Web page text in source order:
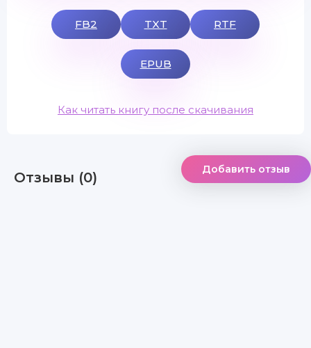
FB2 TXT RTF
EPUB
Как читать книгу после скачивания
Отзывы (0) Добавить отзыв